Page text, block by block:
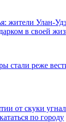
жители Улан-
в своей
стали реже
от скуки
по городу